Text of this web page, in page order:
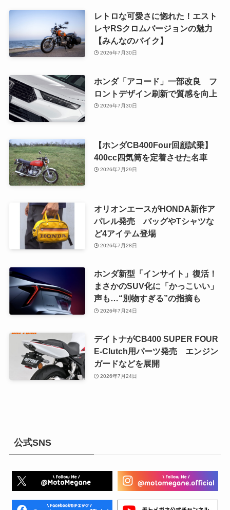
レトロな可愛さに惚れた！エスト
レヤRSクロムバージョンの魅力
【みんなのバイク】
2026年7月30日
ホンダ「アコード」一部改良 フ
ロントデザイン刷新で質感を向上
2026年7月30日
【ホンダCB400Four回顧試乗】
400cc四気筒を定着させた名車
2026年7月29日
オリオンエースがHONDA新作ア
パレル発売 バッグやTシャツな
ど4アイテム登場
2026年7月28日
ホンダ新型「インサイト」復活！
まさかのSUV化に「かっこいい」
声も…“別物すぎる”の指摘も
2026年7月24日
デイトナがCB400 SUPER FOUR
E-Clutch用パーツ発売 エンジン
ガードなどを展開
2026年7月24日
公式SNS